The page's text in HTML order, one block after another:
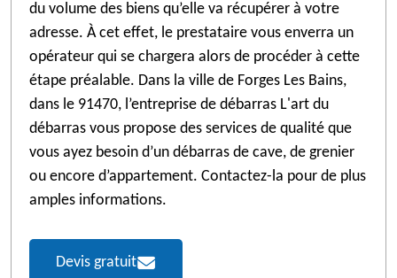
du volume des biens qu’elle va récupérer à votre
adresse. À cet effet, le prestataire vous enverra un
opérateur qui se chargera alors de procéder à cette
étape préalable. Dans la ville de Forges Les Bains,
dans le 91470, l’entreprise de débarras L'art du
débarras vous propose des services de qualité que
vous ayez besoin d’un débarras de cave, de grenier
ou encore d’appartement. Contactez-la pour de plus
amples informations.
Devis gratuit